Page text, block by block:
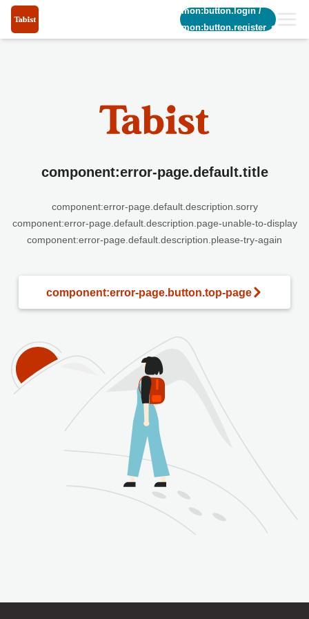
common:button.login/
common:button.register_short
component:error-page.default.title
component:error-page.default.description.sorry
component:error-page.default.description.page-unable-to-display
component:error-page.default.description.please-try-again
component:error-page.button.top-page